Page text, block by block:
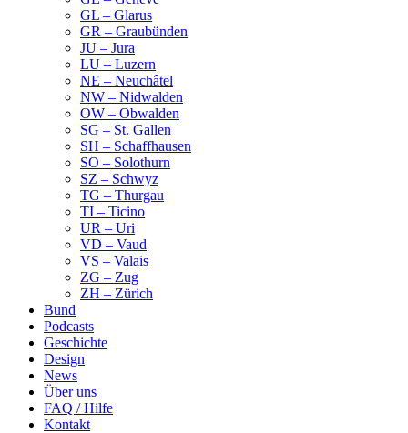
GL – Glarus
GR – Graubünden
JU – Jura
LU – Luzern
NE – Neuchâtel
NW – Nidwalden
OW – Obwalden
SG – St. Gallen
SH – Schaffhausen
SO – Solothurn
SZ – Schwyz
TG – Thurgau
TI – Ticino
UR – Uri
VD – Vaud
VS – Valais
ZG – Zug
ZH – Zürich
Bund
Podcasts
Geschichte
Design
News
Über uns
FAQ / Hilfe
Kontakt